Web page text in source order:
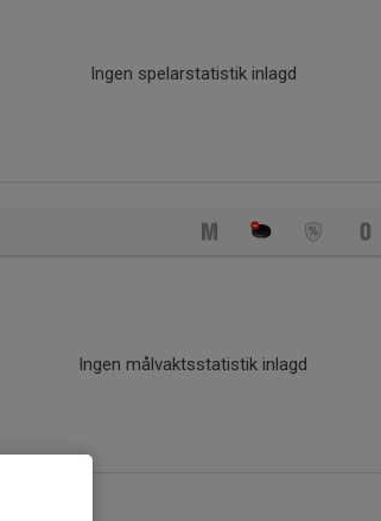
Ingen spelarstatistik inlagd
Ingen målvaktsstatistik inlagd